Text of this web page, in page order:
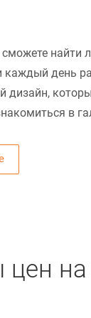
найти
каждый день
дизайн,
в
на